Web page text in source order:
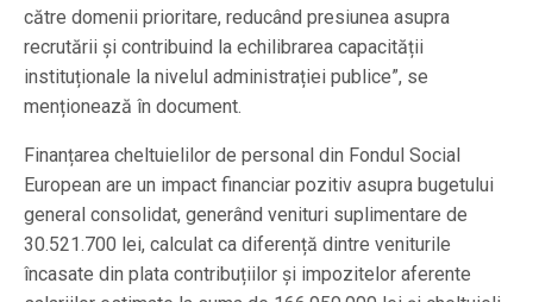
către domenii prioritare, reducând presiunea asupra
recrutării și contribuind la echilibrarea capacității
instituționale la nivelul administrației publice”, se
menționează în document.
Finanțarea cheltuielilor de personal din Fondul Social
European are un impact financiar pozitiv asupra bugetului
general consolidat, generând venituri suplimentare de
30.521.700 lei, calculat ca diferență dintre veniturile
încasate din plata contribuțiilor și impozitelor aferente